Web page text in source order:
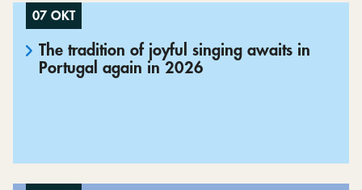
07 OKT
The tradition of joyful singing awaits in
Portugal again in 2026